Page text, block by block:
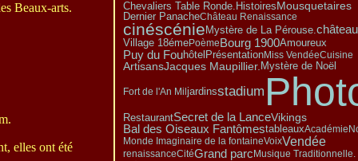
Beaux-arts.
elles ont été
Chevaliers Table Ronde. Histoires Mousquetaires
Dernier PanacheChâteau Renaissance
cinéscénieMystère de La Pérouse. château
Village 18émePoème Bourg 1900Amoureux
Puy du Fouhôtel PrésentationMiss VendéeCuisine
ArtisansJacques Maupillier. Mystère de Noël
Fort de l'An Mil jardinsstadium
RestaurantSecret de la LanceVikings
Bal des Oiseaux FantômestableauxAcadémie
Monde Imaginaire de la fontaineVoixVendée
renaissanceCitéGrand parcMusique Traditionnelle.